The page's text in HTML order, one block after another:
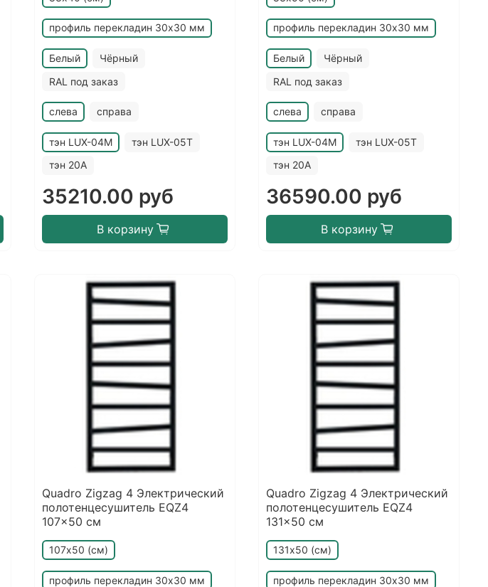
профиль перекладин 30х30 мм
Белый
Чёрный
RAL под заказ
слева справа
тэн LUX-04M
тэн LUX-05T
тэн 20A
35210.00 руб
В корзину
профиль перекладин 30х30 мм
Белый
Чёрный
RAL под заказ
слева справа
тэн LUX-04M
тэн LUX-05T
тэн 20A
36590.00 руб
В корзину
Quadro Zigzag 4 Электрический
полотенцесушитель EQZ4
107x50 см
107х50 (см)
профиль перекладин 30х30 мм
Quadro Zigzag 4 Электрический
полотенцесушитель EQZ4
131x50 см
131х50 (см)
профиль перекладин 30х30 мм